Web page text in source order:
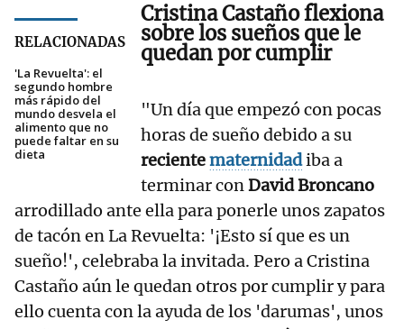
RELACIONADAS
'La Revuelta': el
segundo hombre
más rápido del
mundo desvela el
alimento que no
puede faltar en su
dieta
Cristina Castaño flexiona
sobre los sueños que le
quedan por cumplir
"Un día que empezó con pocas
horas de sueño debido a su
recientematernidadiba a
terminar conDavid Broncano
arrodillado ante ella para ponerle unos zapatos
de tacón en La Revuelta: '¡Esto sí que es un
sueño!', celebraba la invitada. Pero a Cristina
Castaño aún le quedan otros por cumplir y para
ello cuenta con la ayuda de los 'darumas', unos